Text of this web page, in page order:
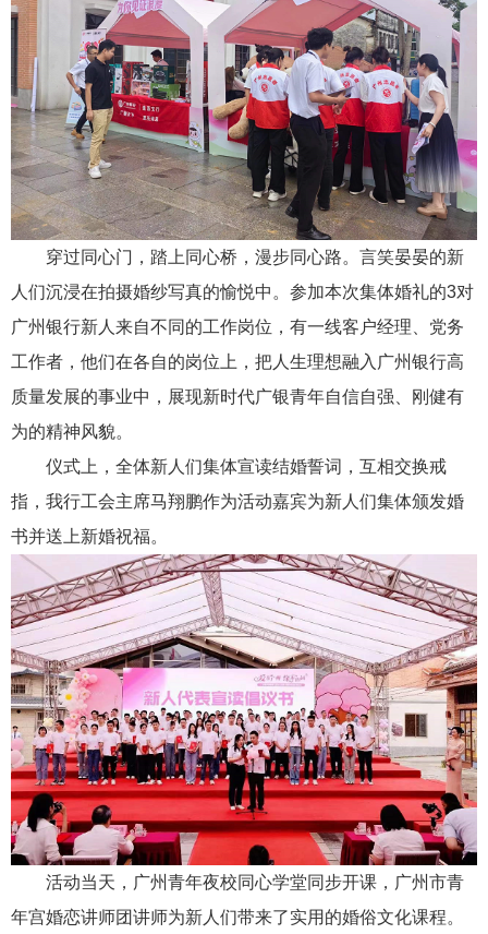
穿过同心门，踏上同心桥，漫步同心路。言笑晏晏的新
人们沉浸在拍摄婚纱写真的愉悦中。参加本次集体婚礼的3对
广州银行新人来自不同的工作岗位，有一线客户经理、党务
工作者，他们在各自的岗位上，把人生理想融入广州银行高
质量发展的事业中，展现新时代广银青年自信自强、刚健有
为的精神风貌。
仪式上，全体新人们集体宣读结婚誓词，互相交换戒
指，我行工会主席马翔鹏作为活动嘉宾为新人们集体颁发婚
书并送上新婚祝福。
活动当天，广州青年夜校同心学堂同步开课，广州市青
年宫婚恋讲师团讲师为新人们带来了实用的婚俗文化课程。